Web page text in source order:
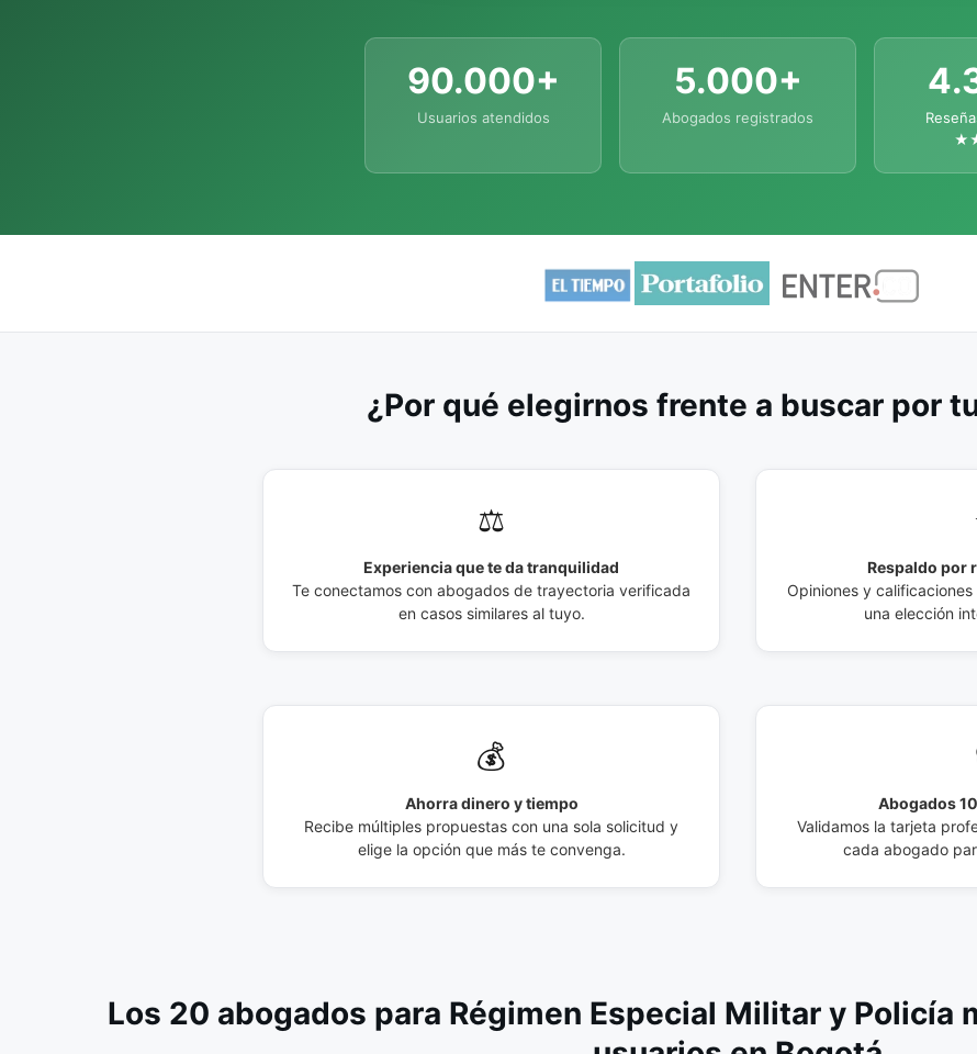
90.000+
Usuarios atendidos
5.000+
Abogados registrados
¿Por qué elegirnos frente a buscar por
⚖️
Experiencia que te da tranquilidad
Te conectamos con abogados de trayectoria verificada
en casos similares al tuyo.
Respaldo por
Opiniones y
una elección
💰
Ahorra dinero y tiempo
Recibe múltiples propuestas con una sola solicitud y
elige la opción que más te convenga.
Abogados
Validamos la tarjeta
cada abogado
Los 20 abogados para Régimen Especial Militar y Policía